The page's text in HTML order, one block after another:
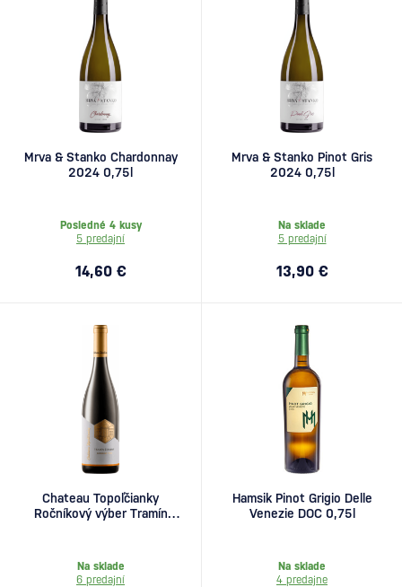
Mrva & Stanko Chardonnay
2024 0,75l
Posledné 4 kusy
5 predajní
14,60 €
Mrva & Stanko Pinot Gris
2024 0,75l
Na sklade
5 predajní
13,90 €
Chateau Topoľčianky
Ročníkový výber Tramín
Na sklade
6 predajní
Hamsik Pinot Grigio Delle
Venezie DOC 0,75l
Na sklade
4 predajne